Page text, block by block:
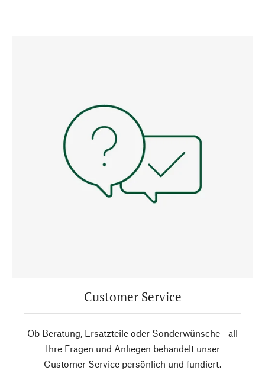
Customer Service
Ob Beratung, Ersatzteile oder Sonderwünsche - all
Ihre Fragen und Anliegen behandelt unser
Customer Service persönlich und fundiert.